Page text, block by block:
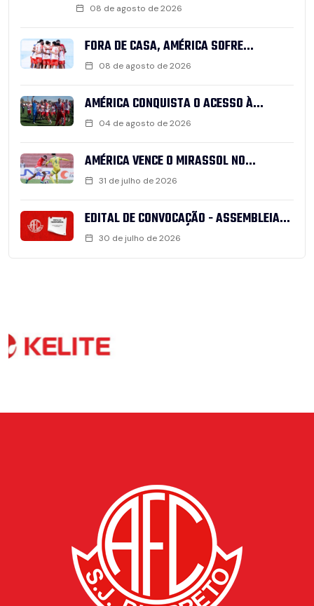
08 de agosto de 2026
FORA DE CASA, AMÉRICA SOFRE...
08 de agosto de 2026
AMÉRICA CONQUISTA O ACESSO À...
04 de agosto de 2026
AMÉRICA VENCE O MIRASSOL NO...
31 de julho de 2026
EDITAL DE CONVOCAÇÃO - ASSEMBLEIA...
30 de julho de 2026